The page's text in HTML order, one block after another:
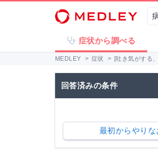
症状から調べる
MEDLEY > 症状 > [吐き気がする
回答済みの条件
最初からやりな